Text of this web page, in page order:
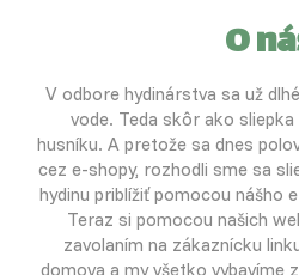
O
V odbore hydinárstva sa už
vode. Teda skôr ako
husníku. A pretože sa dnes
cez e-shopy, rozhodli sme sa
hydinu priblížiť pomocou nášho
Teraz si pomocou našich
zavolaním na zákaznícku
domova a my všetko vybavíme